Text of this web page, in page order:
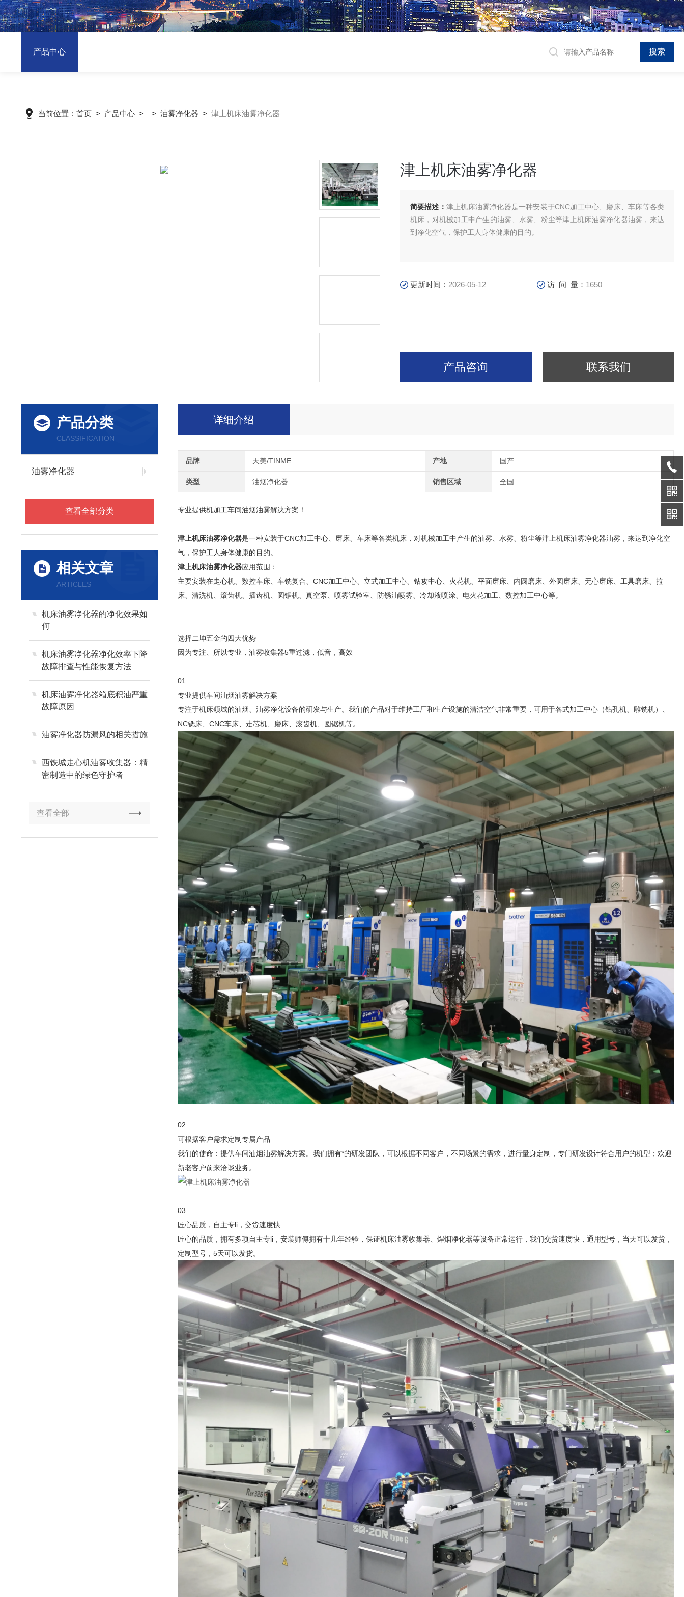
产品中心
当前位置： 首页> 产品中心> > 油雾净化器 > 津上机床油雾净化器
津上机床油雾净化器
简要描述： 津上机床油雾净化器是一种安装于CNC加工中心、磨床、车床等各类
机床，对机械加工中产生的油雾、水雾、粉尘等津上机床油雾净化器油雾，来达
到净化空气，保护工人身体健康的目的。
更新时间： 2026-05-12 访 问 量： 1650
产品咨询 联系我们
产品分类
CLASSIFICATION
油雾净化器
查看全部分类
相关文章
ARTICLES
机床油雾净化器的净化效果如
何
机床油雾净化器净化效率下降
故障排查与性能恢复方法
机床油雾净化器箱底积油严重
故障原因
油雾净化器防漏风的相关措施
西铁城走心机油雾收集器：精
密制造中的绿色守护者
查看全部
详细介绍
品牌 天美/TINME 产地 国产
类型 油烟净化器 销售区域 全国
专业提供机加工车间油烟油雾解决方案！
津上机床油雾净化器是一种安装于CNC加工中心、磨床、车床等各类机床，对机械加工中产生的油雾、水雾、粉尘等津上机床油雾净化器油雾，来达到净化空
气，保护工人身体健康的目的。
津上机床油雾净化器应用范围：
主要安装在走心机、数控车床、车铣复合、CNC加工中心、立式加工中心、钻攻中心、火花机、平面磨床、内圆磨床、外圆磨床、无心磨床、工具磨床、拉
床、清洗机、滚齿机、插齿机、圆锯机、真空泵、喷雾试验室、防锈油喷雾、冷却液喷涂、电火花加工、数控加工中心等。
选择二坤五金的四大优势
因为专注、所以专业，油雾收集器5重过滤，低音，高效
01
专业提供车间油烟油雾解决方案
专注于机床领域的油烟、油雾净化设备的研发与生产。我们的产品对于维持工厂和生产设施的清洁空气非常重要，可用于各式加工中心（钻孔机、雕铣机）、
NC铣床、CNC车床、走芯机、磨床、滚齿机、圆锯机等。
02
可根据客户需求定制专属产品
我们的使命：提供车间油烟油雾解决方案。我们拥有*的研发团队，可以根据不同客户，不同场景的需求，进行量身定制，专门研发设计符合用户的机型；欢迎
新老客户前来洽谈业务。
03
匠心品质，自主专li，交货速度快
匠心的品质，拥有多项自主专li，安装师傅拥有十几年经验，保证机床油雾收集器、焊烟净化器等设备正常运行，我们交货速度快，通用型号，当天可以发货，
定制型号，5天可以发货。